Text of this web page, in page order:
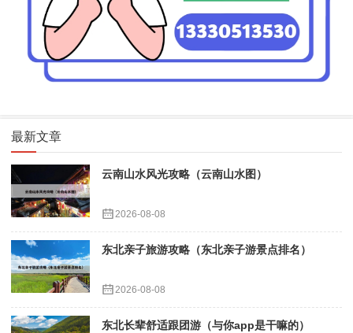
最新文章
云南山水风光攻略（云南山水图）
2026-08-08
东北亲子旅游攻略（东北亲子游景点排名）
2026-08-08
东北长辈舒适跟团游（与你app是干嘛的）